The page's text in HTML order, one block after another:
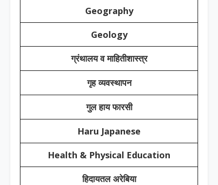
Geography
Geology
ग्रंथालय व माहितीशास्त्र
गृह व्यवस्थापन
गुल हाय फारसी
Haru Japanese
Health & Physical Education
हिदायतल अरेबिया